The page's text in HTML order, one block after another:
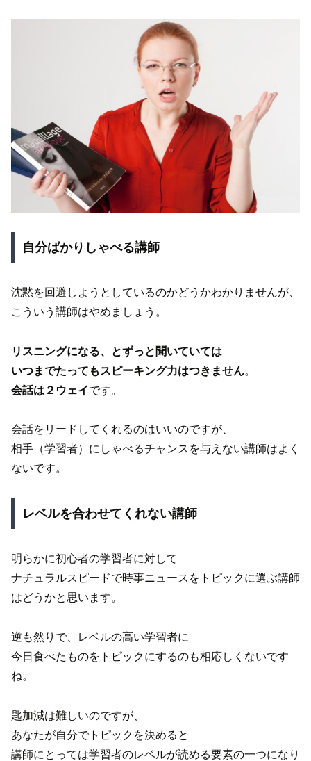
自分ばかりしゃべる講師
沈黙を回避しようとしているのかどうかわかりませんが、
こういう講師はやめましょう。
リスニングになる、とずっと聞いていては
いつまでたってもスピーキング力はつきません。
会話は２ウェイです。
会話をリードしてくれるのはいいのですが、
相手（学習者）にしゃべるチャンスを与えない講師はよく
ないです。
レベルを合わせてくれない講師
明らかに初心者の学習者に対して
ナチュラルスピードで時事ニュースをトピックに選ぶ講師
はどうかと思います。
逆も然りで、レベルの高い学習者に
今日食べたものをトピックにするのも相応しくないです
ね。
匙加減は難しいのですが、
あなたが自分でトピックを決めると
講師にとっては学習者のレベルが読める要素の一つになり